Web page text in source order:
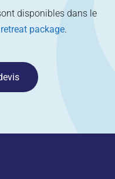
disponibles dans le
package.